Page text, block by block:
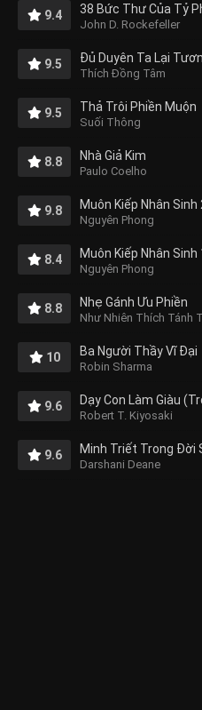
9.4 38 Bức Thư Của Tỷ
John D. Rockefeller
9.5 Đủ Duyên Ta Lại
Thích Đồng Tâm
9.5 Thả Trôi Phiền Muộn
Suối Thông
8.8 Nhà Giả Kim
Paulo Coelho
9.8 Muôn Kiếp Nhân Sinh
Nguyên Phong
8.4 Muôn Kiếp Nhân Sinh
Nguyên Phong
8.8 Nhẹ Gánh Ưu Phiền
Như Nhiên Thích Tánh
10 Ba Người Thầy Vĩ Đại
Robin Sharma
9.6 Dạy Con Làm Giàu
Robert T. Kiyosaki
9.6 Minh Triết Trong Đời
Darshani Deane